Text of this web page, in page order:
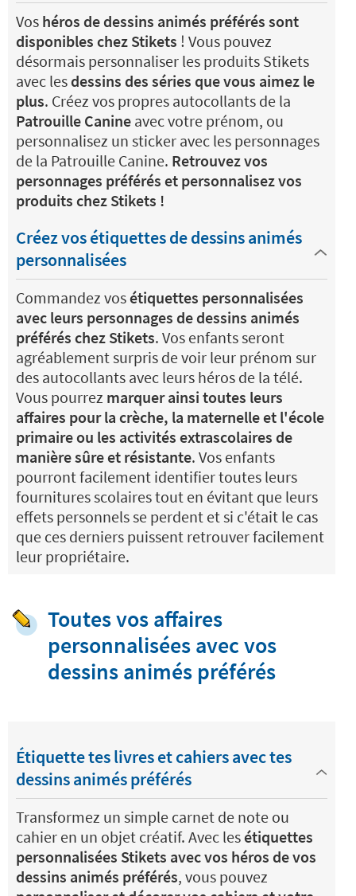
Vos héros de dessins animés préférés sont
disponibles chez Stikets ! Vous pouvez
désormais personnaliser les produits Stikets
avec les dessins des séries que vous aimez le
plus. Créez vos propres autocollants de la
Patrouille Canine avec votre prénom, ou
personnalisez un sticker avec les personnages
de la Patrouille Canine. Retrouvez vos
personnages préférés et personnalisez vos
produits chez Stikets !
Créez vos étiquettes de dessins animés
personnalisées
Commandez vosétiquettes personnalisées
avec leurs personnages de dessins animés
préférés chez Stikets. Vos enfants seront
agréablement surpris de voir leur prénom sur
des autocollants avec leurs héros de la télé.
Vous pourrez marquer ainsi toutes leurs
affaires pour la crèche, la maternelle et l'école
primaire ou les activités extrascolaires de
manière sûre et résistante. Vos enfants
pourront facilement identifier toutes leurs
fournitures scolaires tout en évitant que leurs
effets personnels se perdent et si c'était le cas
que ces derniers puissent retrouver facilement
leur propriétaire.
Toutes vos affaires
personnalisées avec vos
dessins animés préférés
Étiquette tes livres et cahiers avec tes
dessins animés préférés
Transformez un simple carnet de note ou
cahier en un objet créatif. Avec lesétiquettes
personnalisées Stikets avec vos héros de vos
dessins animés préférés, vous pouvez